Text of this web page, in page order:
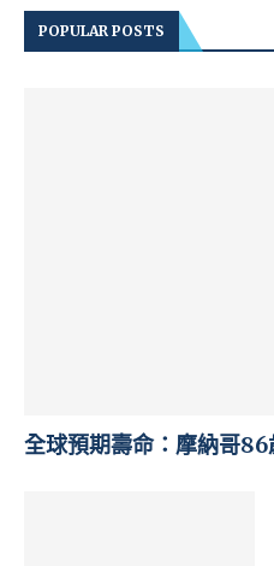
POPULAR POSTS
全球預期壽命：摩納哥